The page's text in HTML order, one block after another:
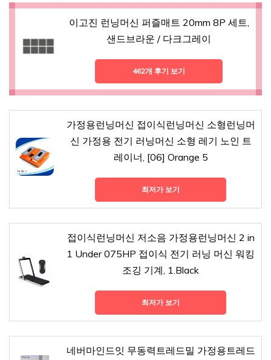
이고진 런닝머신 퍼즐매트 20mm 8P 세트,
샌드브라운 / 다크그레이
462개 후기 보기
가정용런닝머신 접이식런닝머신 소형런닝머
신 가정용 전기 러닝머신 소형 레기 노인 트
레이너, [06] Orange 5
최저가 보기
접이식런닝머신 저소음 가정용런닝머신 2 in
1 Under 075HP 접이식 전기 러닝 머신 워킹
조깅 기계, 1.Black
최저가 보기
네버마인드잇 무동력트레드밀 가정용트레드